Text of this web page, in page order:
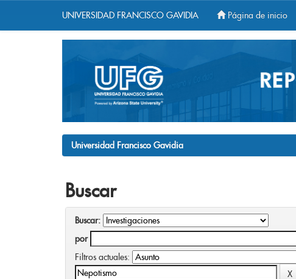
UNIVERSIDAD FRANCISCO GAVIDIA Página de inicio
Universidad Francisco Gavidia
Buscar
Buscar:
por
Filtros actuales: